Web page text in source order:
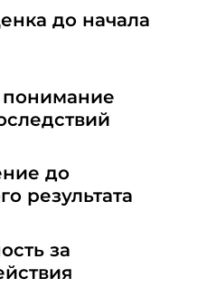
до начала
до
результата
за